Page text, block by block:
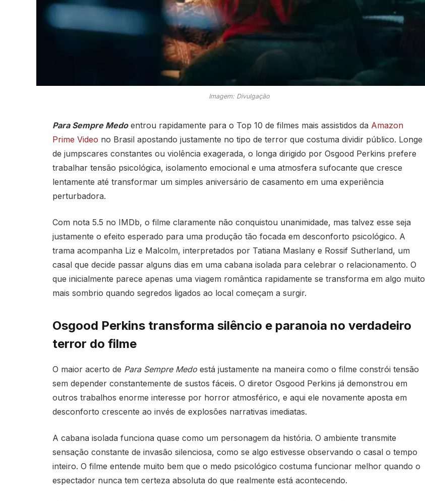
Imagem: Divulgação
Para Sempre Medoentrou rapidamente para o Top 10 de filmes mais assistidos da Amazon
Prime Video no Brasil apostando justamente no tipo de terror que costuma dividir público. Longe
de jumpscares constantes ou violência exagerada, o longa dirigido por Osgood Perkins prefere
trabalhar tensão psicológica, isolamento emocional e uma atmosfera sufocante que cresce
lentamente até transformar um simples aniversário de casamento em uma experiência
perturbadora.
Com nota 5.5 no IMDb, o filme claramente não conquistou unanimidade, mas talvez esse seja
justamente o efeito esperado para uma produção tão focada em desconforto psicológico. A
trama acompanha Liz e Malcolm, interpretados por Tatiana Maslanye Rossif Sutherland, um
casal que decide passar alguns dias em uma cabana isolada para celebrar o relacionamento. O
que inicialmente parece apenas uma viagem romântica rapidamente se transforma em algo muito
mais sombrio quando segredos ligados ao local começam a surgir.
Osgood Perkins transforma silêncio e paranoia no verdadeiro
terror do filme
O maior acerto de Para Sempre Medoestá justamente na maneira como o filme constrói tensão
sem depender constantemente de sustos fáceis. O diretor Osgood Perkins já demonstrou em
outros trabalhos enorme interesse por horror atmosférico, e aqui ele novamente aposta em
desconforto crescente ao invés de explosões narrativas imediatas.
A cabana isolada funciona quase como um personagem da história. O ambiente transmite
sensação constante de invasão silenciosa, como se algo estivesse observando o casal o tempo
inteiro. O filme entende muito bem que o medo psicológico costuma funcionar melhor quando o
espectador nunca tem certeza absoluta do que realmente está acontecendo.